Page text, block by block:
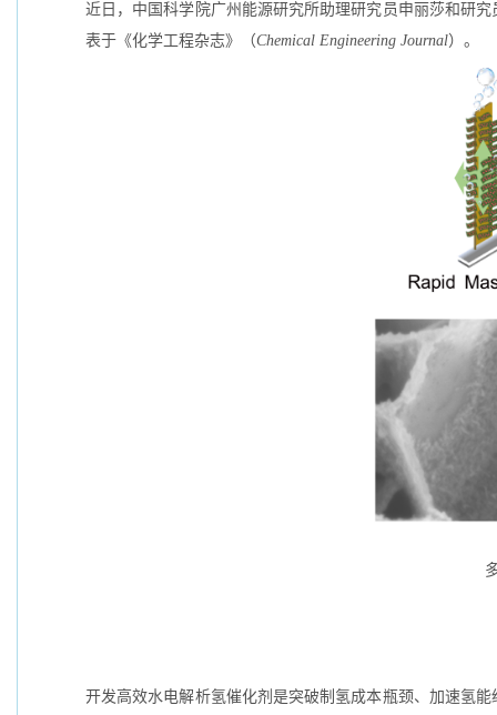
近日，中国科学院广州能源研究所助理研究员申丽莎和研
表于《化学工程杂志》（Chemical Engineering Journal）。
开发高效水电解析氢催化剂是突破制氢成本瓶颈、加速氢